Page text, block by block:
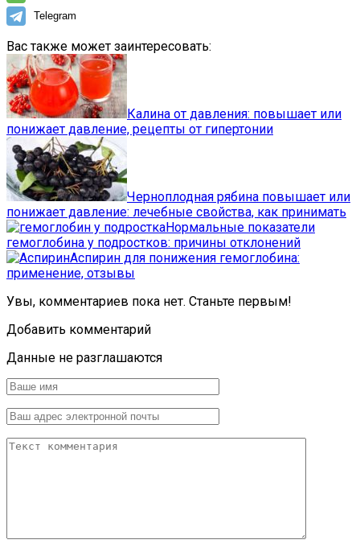
Telegram
Вас также может заинтересовать:
Калина от давления: повышает или
понижает давление, рецепты от гипертонии
Черноплодная рябина повышает или
понижает давление: лечебные свойства, как принимать
Нормальные показатели
гемоглобина у подростков: причины отклонений
Аспирин для понижения гемоглобина:
применение, отзывы
Увы, комментариев пока нет. Станьте первым!
Добавить комментарий
Данные не разглашаются